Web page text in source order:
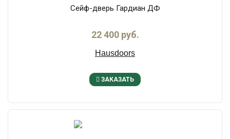
Сейф-дверь Гардиан ДФ
22 400 руб.
Hausdoors
ЗАКАЗАТЬ